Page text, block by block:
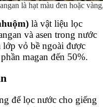
là hạt màu đen hoặc
là vật liệu lọc
và asen trong nước
lớp vỏ bề ngoài được
magan đến 50%.
để lọc nước cho giếng